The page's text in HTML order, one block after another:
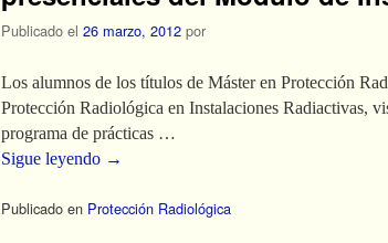
Publicado el 26 marzo, 2012 por
Los alumnos de los títulos de Máster en Protección
Protección Radiológica en Instalaciones Radiactivas,
programa de prácticas …
Sigue leyendo →
Publicado en Protección Radiológica